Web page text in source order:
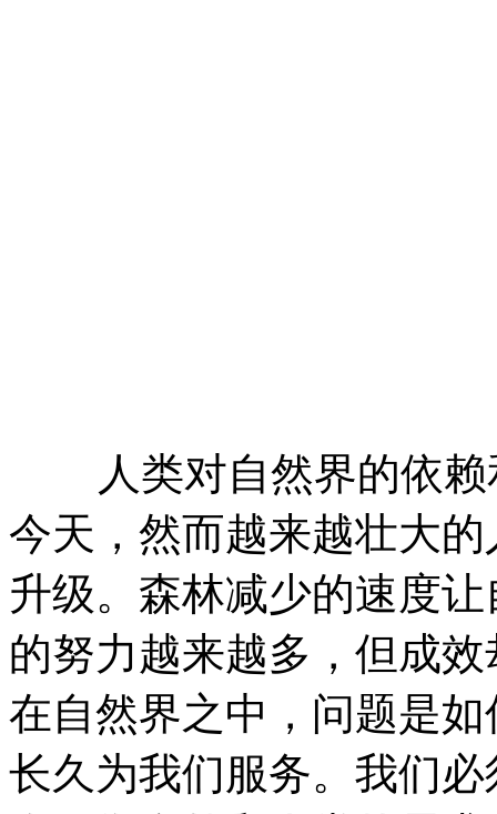
人类对自然界的依赖
今天，然而越来越壮大
升级。森林减少的速度
的努力越来越多，但成
在自然界之中，问题是
长久为我们服务。我们